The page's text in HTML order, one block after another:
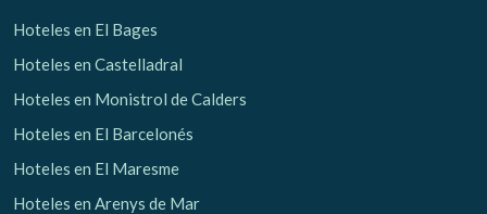
Hoteles en El Bages
Hoteles en Castelladral
Hoteles en Monistrol de Calders
Hoteles en El Barcelonés
Hoteles en El Maresme
Hoteles en Arenys de Mar